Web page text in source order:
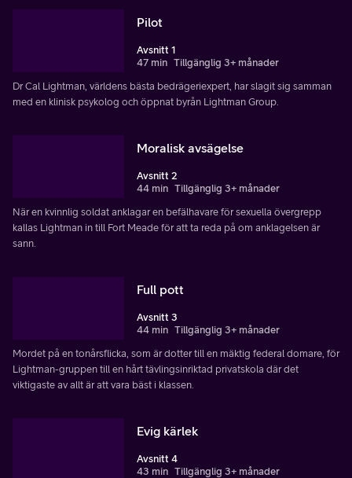
Pilot
Avsnitt 1
47 min Tillgänglig 3+ månader
Dr Cal Lightman, världens bästa bedrägeriexpert, har slagit sig samman
med en klinisk psykolog och öppnat byrån Lightman Group.
Moralisk avsägelse
Avsnitt 2
44 min Tillgänglig 3+ månader
När en kvinnlig soldat anklagar en befälhavare för sexuella övergrepp
kallas Lightman in till Fort Meade för att ta reda på om anklagelsen är
sann.
Full pott
Avsnitt 3
44 min Tillgänglig 3+ månader
Mordet på en tonårsflicka, som är dotter till en mäktig federal domare, för
Lightman-gruppen till en hårt tävlingsinriktad privatskola där det
viktigaste av allt är att vara bäst i klassen.
Evig kärlek
Avsnitt 4
43 min Tillgänglig 3+ månader